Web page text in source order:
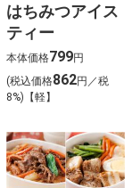
はちみつアイス
ティー
本体価格799円
(税込価格862円／税
8%)【軽】